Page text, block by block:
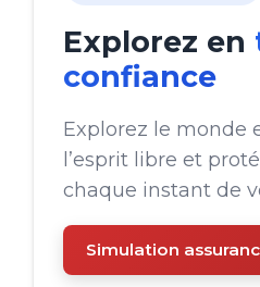
Explorez en
confiance
Explorez le monde
l’esprit libre et
chaque instant de
Simulation